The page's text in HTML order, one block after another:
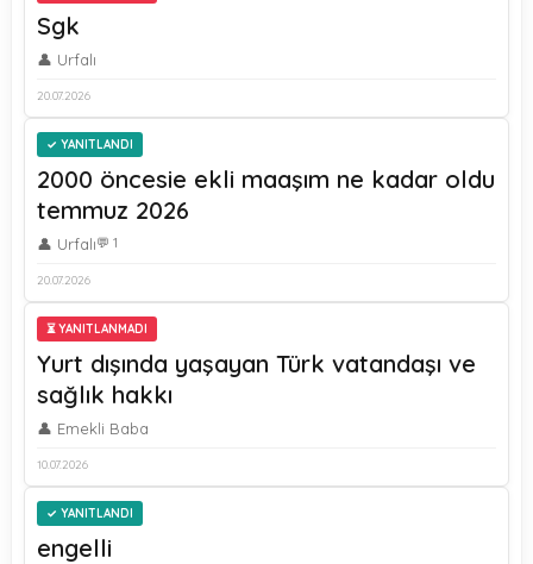
Sgk
👤 Urfalı
20.07.2026
YANITLANDI
2000 öncesie ekli maaşım ne kadar oldu
temmuz 2026
👤 Urfalı💬 1
20.07.2026
⏳ YANITLANMADI
Yurt dışında yaşayan Türk vatandaşı ve
sağlık hakkı
👤 Emekli Baba
10.07.2026
YANITLANDI
engelli